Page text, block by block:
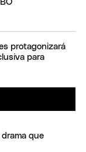
protagonizará
para
que